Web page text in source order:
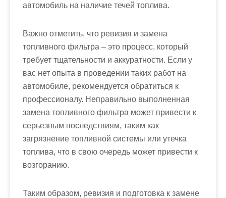
автомобиль на наличие течей топлива.
Важно отметить, что ревизия и замена
топливного фильтра – это процесс, который
требует тщательности и аккуратности. Если у
вас нет опыта в проведении таких работ на
автомобиле, рекомендуется обратиться к
профессионалу. Неправильно выполненная
замена топливного фильтра может привести к
серьезным последствиям, таким как
загрязнение топливной системы или утечка
топлива, что в свою очередь может привести к
возгоранию.
Таким образом, ревизия и подготовка к замене